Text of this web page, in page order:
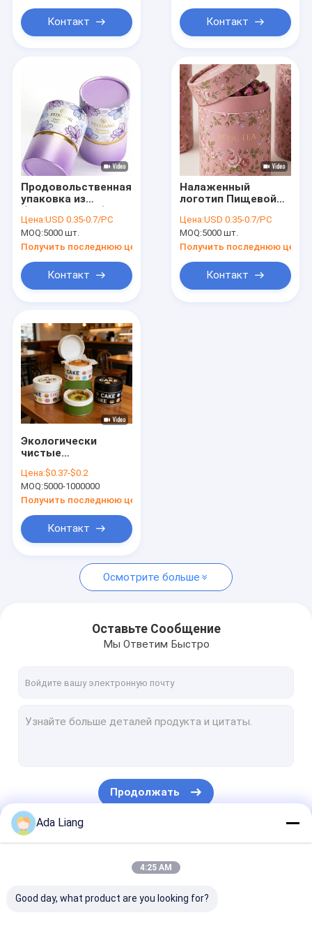
бумажная трубка,
коробка для
Контакт
CanisterКонтакт
Продовольственная
упаковка из
Канистры
напечатанных
цилиндров для чая
порошок OEM
Цена:USD 0.35-0.7/PC
MOQ:5000 шт.
Получить последнюю цену
Контакт
Налаженный
логотип Пищевой
Paper Tube
Подарочные
коробки
бумажные банки
для мачты
набор Хранение чая
Цена:USD 0.35-0.7/PC
MOQ:5000 шт.
Получить последнюю цену
Контакт
Экологически
чистые
высокотемпературные
бумажные трубки
для выпечки пирога
десерт пищевая
бумага цилиндр
канистры упаковки
Цена:$0.37-$0.2
MOQ:5000-1000000
Получить последнюю цену
Контакт
Осмотрите больше
Оставьте Сообщение
Мы Ответим Быстро
Продолжать
Ada Liang
4:25 AM
Good day, what product are you looking for?